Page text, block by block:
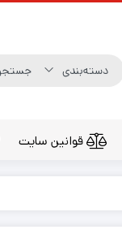
قوانین سایت